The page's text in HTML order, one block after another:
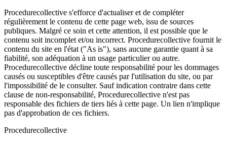
Procedurecollective s'efforce d'actualiser et de compléter
régulièrement le contenu de cette page web, issu de sources
publiques. Malgré ce soin et cette attention, il est possible que le
contenu soit incomplet et/ou incorrect. Procedurecollective fournit le
contenu du site en l'état ("As is"), sans aucune garantie quant à sa
fiabilité, son adéquation à un usage particulier ou autre.
Procedurecollective décline toute responsabilité pour les dommages
causés ou susceptibles d'être causés par l'utilisation du site, ou par
l'impossibilité de le consulter. Sauf indication contraire dans cette
clause de non-responsabilité, Procedurecollective n'est pas
responsable des fichiers de tiers liés à cette page. Un lien n'implique
pas d'approbation de ces fichiers.
Procedurecollective